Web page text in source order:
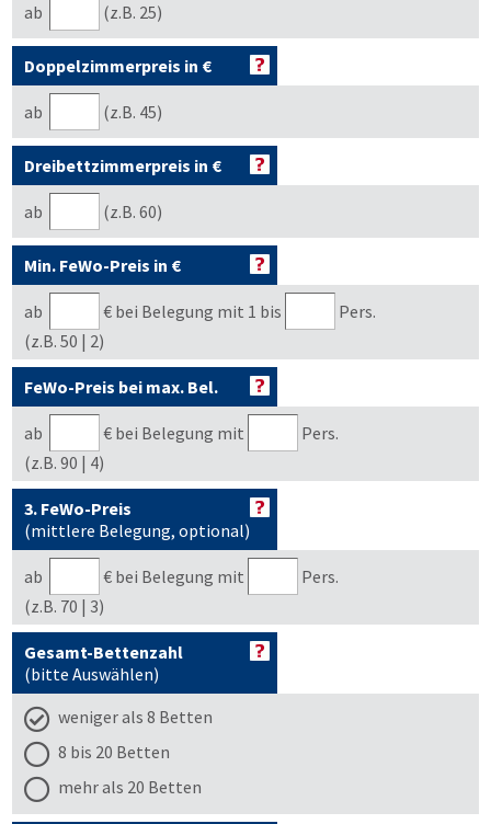
ab (z.B. 25)
Doppelzimmerpreis in €
ab (z.B. 45)
Dreibettzimmerpreis in €
ab (z.B. 60)
Min. FeWo-Preis in €
ab € bei Belegung mit 1 bis
Pers.
(z.B. 50 | 2)
FeWo-Preis bei max. Bel.
ab € bei Belegung mit
Pers.
(z.B. 90 | 4)
3. FeWo-Preis
(mittlere Belegung, optional)
ab € bei Belegung mit
Pers.
(z.B. 70 | 3)
Gesamt-Bettenzahl
(bitte Auswählen)
weniger als 8 Betten
8 bis 20 Betten
mehr als 20 Betten